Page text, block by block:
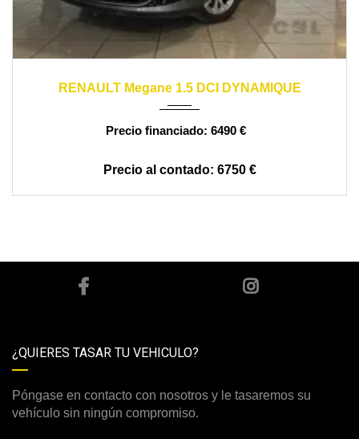
RENAULT Megane 1.5 DCI DYNAMIQUE
6490 €
6750 €
¿QUIERES TASAR TU VEHICULO?
Póngase en contacto con nosotros y le tasaremos su
vehículo sin ningún compromiso.